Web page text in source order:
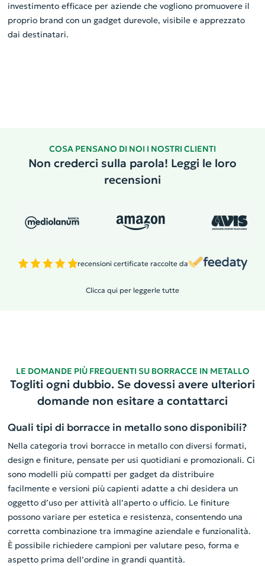
investimento efficace per aziende che vogliono promuovere il
proprio brand con un gadget durevole, visibile e apprezzato
dai destinatari.
COSA PENSANO DI NOI I NOSTRI CLIENTI
Non crederci sulla parola! Leggi le loro
recensioni
recensioni certificate raccolte da
Clicca qui per leggerle tutte
LE DOMANDE PIÙ FREQUENTI SU BORRACCE IN METALLO
Togliti ogni dubbio. Se dovessi avere ulteriori
domande non esitare a contattarci
Quali tipi di borracce in metallo sono disponibili?
Nella categoria trovi borracce in metallo con diversi formati,
design e finiture, pensate per usi quotidiani e promozionali. Ci
sono modelli più compatti per gadget da distribuire
facilmente e versioni più capienti adatte a chi desidera un
oggetto d’uso per attività all’aperto o ufficio. Le finiture
possono variare per estetica e resistenza, consentendo una
corretta combinazione tra immagine aziendale e funzionalità.
È possibile richiedere campioni per valutare peso, forma e
aspetto prima dell’ordine in grandi quantità.